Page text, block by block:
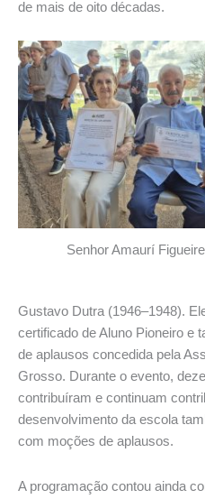
de mais de oito décadas.
Senhor Amaurí
Gustavo Dutra (1946–1948).
certificado de Aluno Pioneiro e
de aplausos concedida pela
Grosso. Durante o evento,
contribuíram e continuam
desenvolvimento da escola
com moções de aplausos.
A programação contou ainda